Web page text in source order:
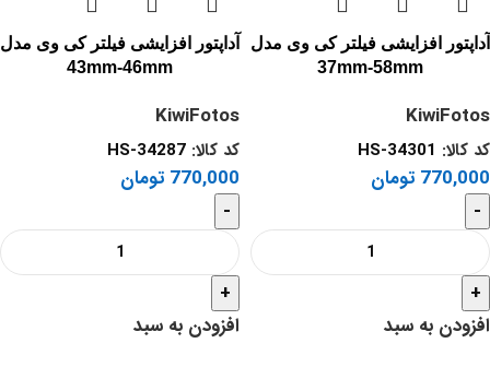
آداپتور افزایشی فیلتر کی وی مدل
37mm-58mm
KiwiFotos
کد کالا: HS-34301
770,000 تومان
-
+
افزودن به سبد
آداپتور افزایشی فیلتر کی وی مدل
43mm-46mm
KiwiFotos
کد کالا: HS-34287
770,000 تومان
-
+
افزودن به سبد